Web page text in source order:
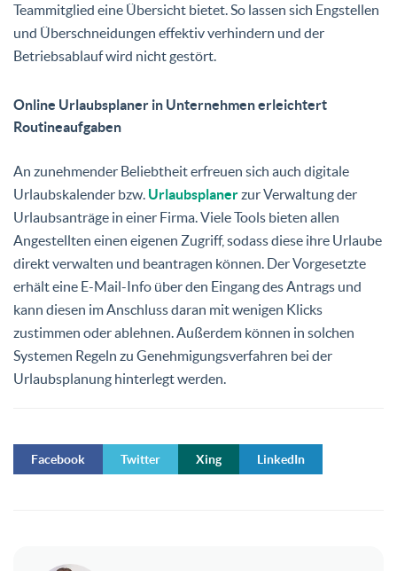
Teammitglied eine Übersicht bietet. So lassen sich Engstellen
und Überschneidungen effektiv verhindern und der
Betriebsablauf wird nicht gestört.
Online Urlaubsplaner in Unternehmen erleichtert
Routineaufgaben
An zunehmender Beliebtheit erfreuen sich auch digitale
Urlaubskalender bzw. Urlaubsplanerzur Verwaltung der
Urlaubsanträge in einer Firma. Viele Tools bieten allen
Angestellten einen eigenen Zugriff, sodass diese ihre Urlaube
direkt verwalten und beantragen können. Der Vorgesetzte
erhält eine E-Mail-Info über den Eingang des Antrags und
kann diesen im Anschluss daran mit wenigen Klicks
zustimmen oder ablehnen. Außerdem können in solchen
Systemen Regeln zu Genehmigungsverfahren bei der
Urlaubsplanung hinterlegt werden.
Facebook Twitter Xing LinkedIn